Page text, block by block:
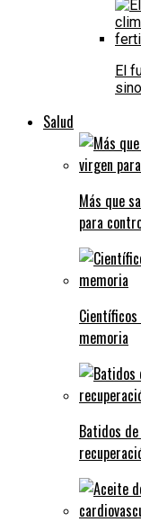
El
Salud
Más que
para
memoria
Batidos